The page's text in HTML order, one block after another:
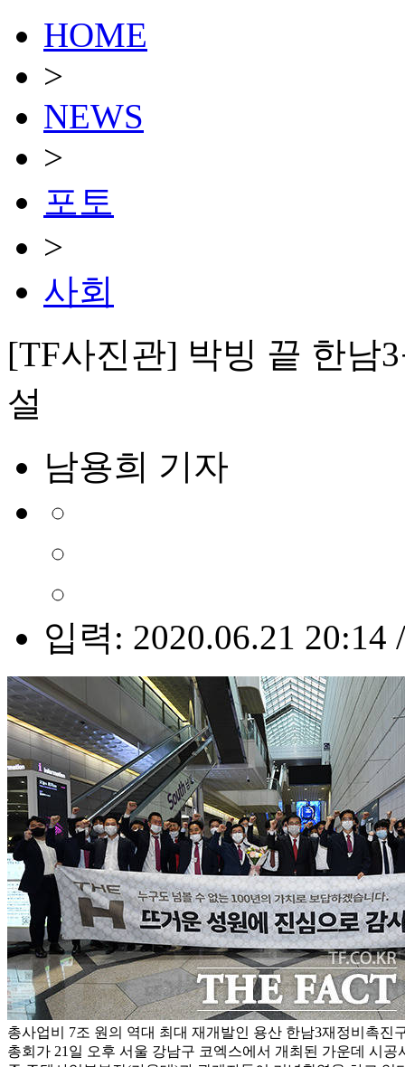
HOME
>
NEWS
>
포토
>
사회
[TF사진관] 박빙 끝 한남
설
남용희 기자
입력: 2020.06.21 20:14
총사업비 7조 원의 역대 최대 재개발인 용산 한남3재정비촉진
총회가 21일 오후 서울 강남구 코엑스에서 개최된 가운데 시